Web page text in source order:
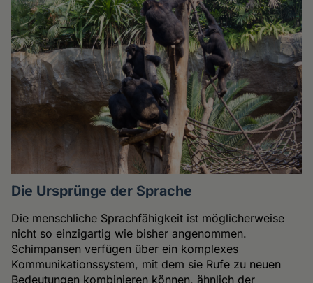
Die Ursprünge der Sprache
Die menschliche Sprachfähigkeit ist möglicherweise
nicht so einzigartig wie bisher angenommen.
Schimpansen verfügen über ein komplexes
Kommunikationssystem, mit dem sie Rufe zu neuen
Bedeutungen kombinieren können, ähnlich der